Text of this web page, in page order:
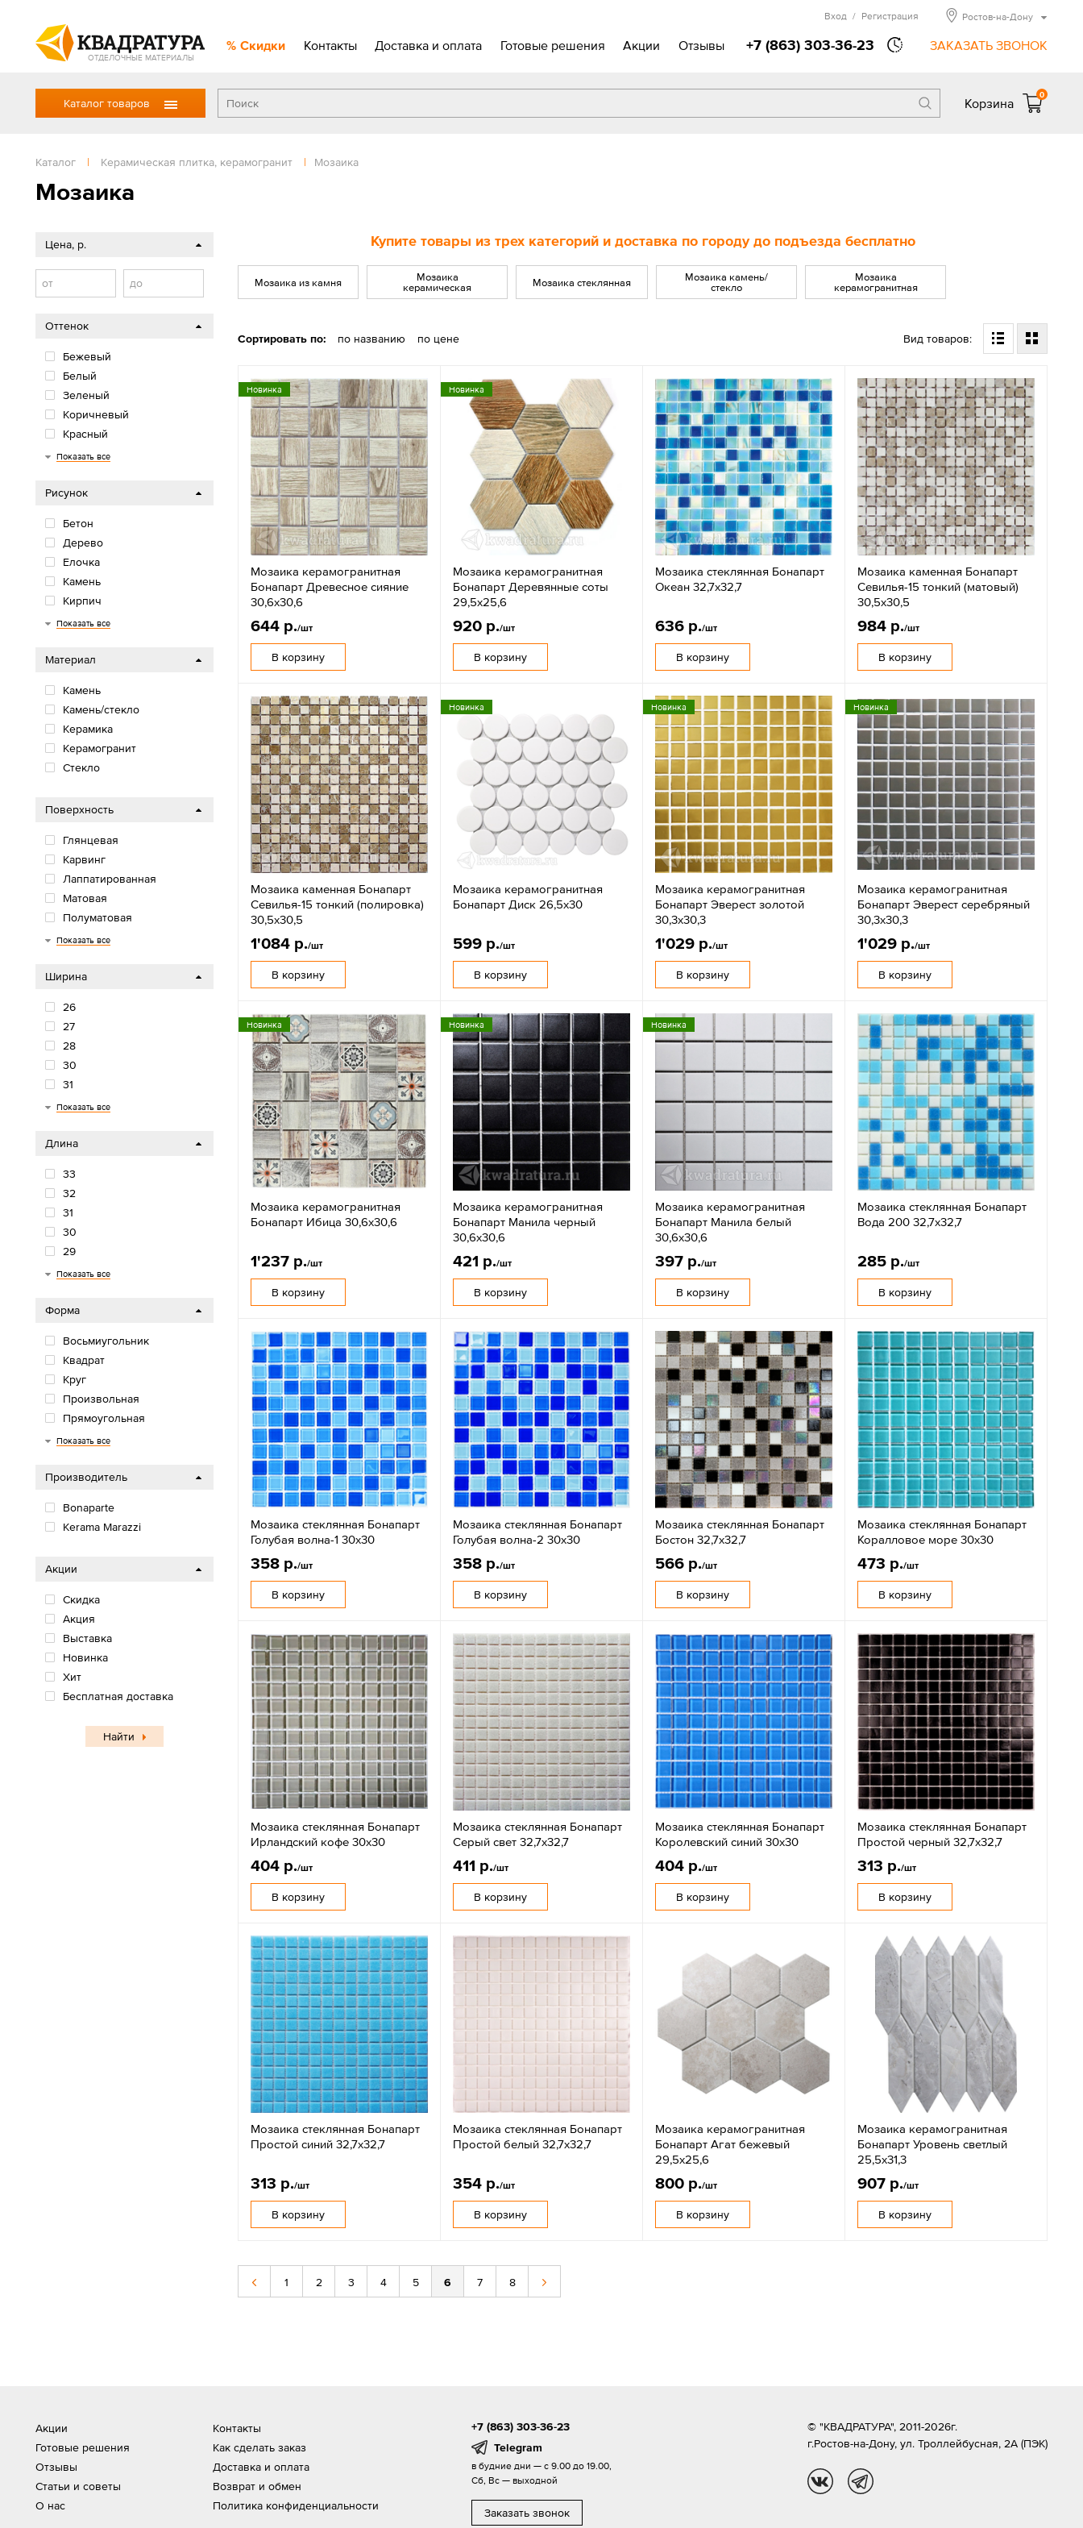
ОТДЕЛОЧНЫЕ МАТЕРИАЛЫ
Скидки Контакты Доставка и оплата Готовые решения Акции Отзывы +7 (863) 303-36-23 ЗАКАЗАТЬ ЗВОНОК
Вход / Регистрация Ростов-на-Дону
Каталог товаров Корзина
0
Каталог | Керамическая плитка, керамогранит | Мозаика
Мозаика
Купите товары из трех категорий и доставка по городу до подъезда бесплатно
Мозаика из камня
Мозаика
керамическая
Мозаика стеклянная
Мозаика камень/
стекло
Мозаика
керамогранитная
Сортировать по: по названию по цене Вид товаров:
Новинка
Мозаика керамогранитная
Бонапарт Древесное сияние
30,6х30,6
644 р./шт
В корзину
Новинка
Мозаика керамогранитная
Бонапарт Деревянные соты
29,5х25,6
920 р./шт
В корзину
Мозаика стеклянная Бонапарт
Океан 32,7х32,7
636 р./шт
В корзину
Мозаика каменная Бонапарт
Севилья-15 тонкий (матовый)
30,5х30,5
984 р./шт
В корзину
Мозаика каменная Бонапарт
Севилья-15 тонкий (полировка)
30,5х30,5
1'084 р./шт
В корзину
Новинка
Мозаика керамогранитная
Бонапарт Диск 26,5х30
599 р./шт
В корзину
Новинка
Мозаика керамогранитная
Бонапарт Эверест золотой
30,3х30,3
1'029 р./шт
В корзину
Новинка
Мозаика керамогранитная
Бонапарт Эверест серебряный
30,3х30,3
1'029 р./шт
В корзину
Новинка
Мозаика керамогранитная
Бонапарт Ибица 30,6х30,6
1'237 р./шт
В корзину
Новинка
Мозаика керамогранитная
Бонапарт Манила черный
30,6х30,6
421 р./шт
В корзину
Новинка
Мозаика керамогранитная
Бонапарт Манила белый
30,6х30,6
397 р./шт
В корзину
Мозаика стеклянная Бонапарт
Вода 200 32,7х32,7
285 р./шт
В корзину
Мозаика стеклянная Бонапарт
Голубая волна-1 30х30
358 р./шт
В корзину
Мозаика стеклянная Бонапарт
Голубая волна-2 30х30
358 р./шт
В корзину
Мозаика стеклянная Бонапарт
Бостон 32,7х32,7
566 р./шт
В корзину
Мозаика стеклянная Бонапарт
Коралловое море 30х30
473 р./шт
В корзину
Мозаика стеклянная Бонапарт
Ирландский кофе 30х30
404 р./шт
В корзину
Мозаика стеклянная Бонапарт
Серый свет 32,7х32,7
411 р./шт
В корзину
Мозаика стеклянная Бонапарт
Королевский синий 30х30
404 р./шт
В корзину
Мозаика стеклянная Бонапарт
Простой черный 32,7х32,7
313 р./шт
В корзину
Мозаика стеклянная Бонапарт
Простой синий 32,7х32,7
313 р./шт
В корзину
Мозаика стеклянная Бонапарт
Простой белый 32,7х32,7
354 р./шт
В корзину
Мозаика керамогранитная
Бонапарт Агат бежевый
29,5х25,6
800 р./шт
В корзину
Мозаика керамогранитная
Бонапарт Уровень светлый
25,5х31,3
907 р./шт
В корзину
1 2 3 4 5 6 7 8
Цена, р.
от до
Оттенок
Бежевый
Белый
Зеленый
Коричневый
Красный
Многоцветный
Оранжевый/желтый
Розовый/фиолетовый
Серый
Синий/голубой
Черный
Показать все
Рисунок
Бетон
Дерево
Елочка
Камень
Кирпич
Моноколор
Мрамор
Обои
Орнамент
Паркет
Терраццо
Травертин
Цветы
Цемент
Показать все
Материал
Камень
Камень/стекло
Керамика
Керамогранит
Стекло
Поверхность
Глянцевая
Карвинг
Лаппатированная
Матовая
Полуматовая
Сахарная
Структурная
Показать все
Ширина
26
27
28
30
31
32
33
Показать все
Длина
33
32
31
30
29
28
27
26
Показать все
Форма
Восьмиугольник
Квадрат
Круг
Произвольная
Прямоугольная
Ромб
Шестиугольник
Показать все
Производитель
Bonaparte
Kerama Marazzi
Акции
Скидка
Акция
Выставка
Новинка
Хит
Бесплатная доставка
Найти
Акции
Готовые решения
Отзывы
Статьи и советы
О нас
Контакты
Как сделать заказ
Доставка и оплата
Возврат и обмен
Политика конфиденциальности
+7 (863) 303-36-23
Telegram
в будние дни — с 9.00 до 19.00,
Сб, Вс — выходной
Заказать звонок
© "КВАДРАТУРА", 2011-2026г.
г.Ростов-на-Дону, ул. Троллейбусная, 2А (ПЭК)